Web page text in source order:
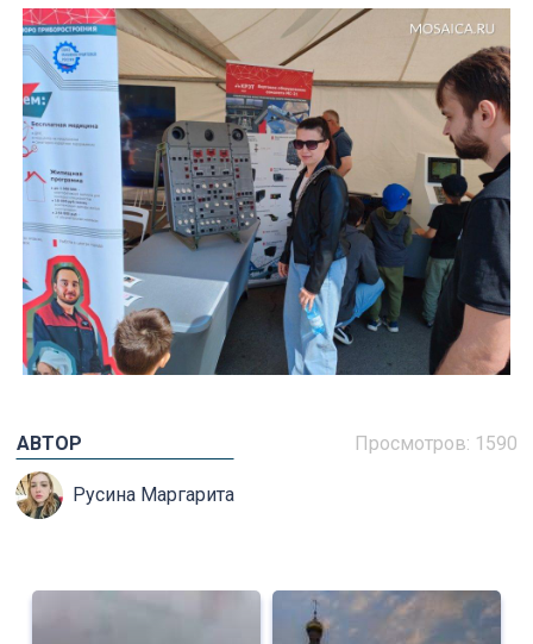
Просмотров: 1590
АВТОР
Русина Маргарита